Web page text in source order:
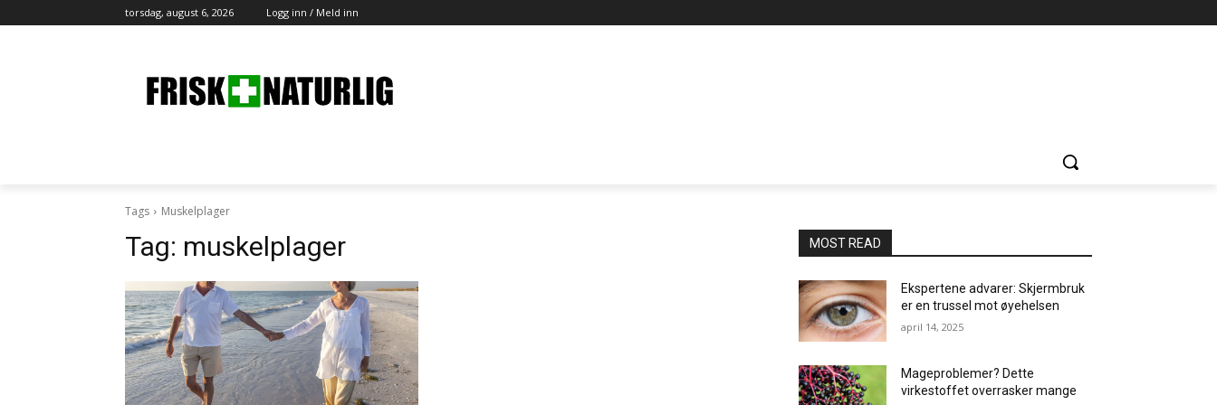
torsdag, august 6, 2026 Logg inn / Meld inn
Tags Muskelplager
Tag: muskelplager MOST READ
Ekspertene advarer: Skjermbruk
er en trussel mot øyehelsen
april 14, 2025
Mageproblemer? Dette
virkestoffet overrasker mange